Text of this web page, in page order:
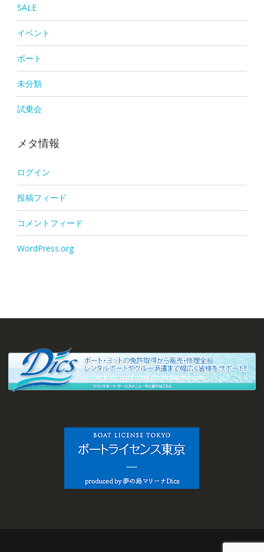
SALE
イベント
ボート
未分類
試乗会
メタ情報
ログイン
投稿フィード
コメントフィード
WordPress.org